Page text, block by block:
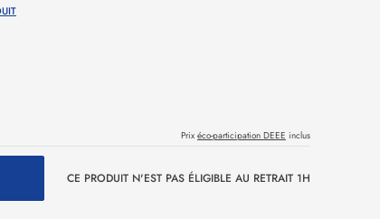
Prix éco-participation DEEE inclus
CE PRODUIT N'EST PAS ÉLIGIBLE AU RETRAIT 1H